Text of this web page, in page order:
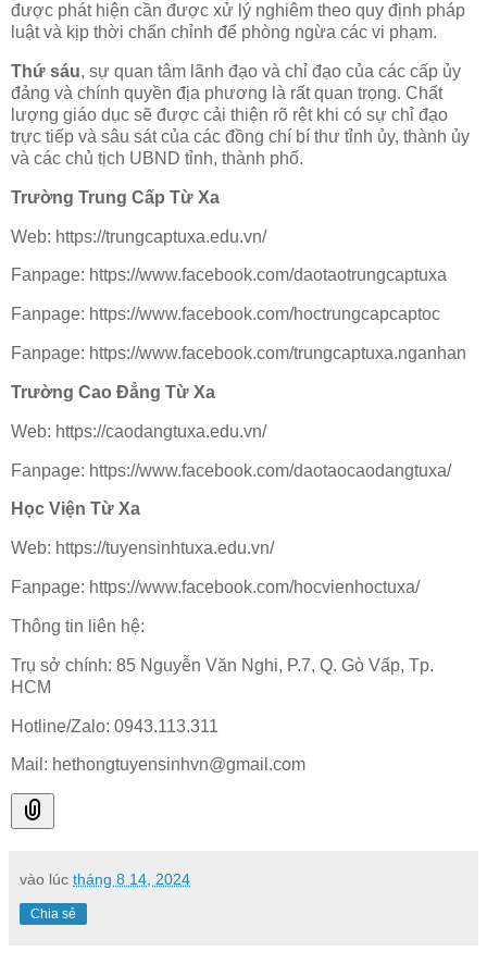
được phát hiện cần được xử lý nghiêm theo quy định pháp
luật và kịp thời chấn chỉnh để phòng ngừa các vi phạm.
Thứ sáu, sự quan tâm lãnh đạo và chỉ đạo của các cấp ủy
đảng và chính quyền địa phương là rất quan trọng. Chất
lượng giáo dục sẽ được cải thiện rõ rệt khi có sự chỉ đạo
trực tiếp và sâu sát của các đồng chí bí thư tỉnh ủy, thành ủy
và các chủ tịch UBND tỉnh, thành phố.
Trường Trung Cấp Từ Xa
Web: https://trungcaptuxa.edu.vn/
Fanpage: https://www.facebook.com/daotaotrungcaptuxa
Fanpage: https://www.facebook.com/hoctrungcapcaptoc
Fanpage: https://www.facebook.com/trungcaptuxa.nganhan
Trường Cao Đẳng Từ Xa
Web: https://caodangtuxa.edu.vn/
Fanpage: https://www.facebook.com/daotaocaodangtuxa/
Học Viện Từ Xa
Web: https://tuyensinhtuxa.edu.vn/
Fanpage: https://www.facebook.com/hocvienhoctuxa/
Thông tin liên hệ:
Trụ sở chính: 85 Nguyễn Văn Nghi, P.7, Q. Gò Vấp, Tp.
HCM
Hotline/Zalo: 0943.113.311
Mail: hethongtuyensinhvn@gmail.com
vào lúc tháng 8 14, 2024
Chia sẻ